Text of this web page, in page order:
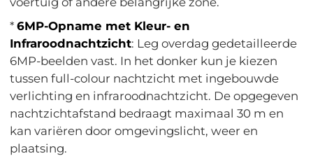
*6MP-Opname met Kleur- en
Infraroodnachtzicht: Leg overdag gedetailleerde
6MP-beelden vast. In het donker kun je kiezen
tussen full-colour nachtzicht met ingebouwde
verlichting en infraroodnachtzicht. De opgegeven
nachtzichtafstand bedraagt maximaal 30 m en
kan variëren door omgevingslicht, weer en
plaatsing.